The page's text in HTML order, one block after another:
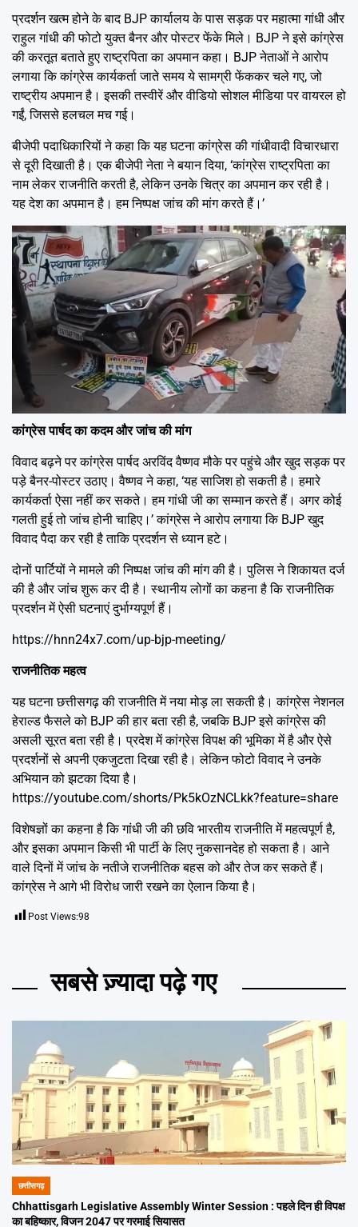
प्रदर्शन खत्म होने के बाद BJP कार्यालय के पास सड़क पर महात्मा गांधी और
राहुल गांधी की फोटो युक्त बैनर और पोस्टर फेंके मिले। BJP ने इसे कांग्रेस
की करतूत बताते हुए राष्ट्रपिता का अपमान कहा। BJP नेताओं ने आरोप
लगाया कि कांग्रेस कार्यकर्ता जाते समय ये सामग्री फेंककर चले गए, जो
राष्ट्रीय अपमान है। इसकी तस्वीरें और वीडियो सोशल मीडिया पर वायरल हो
गईं, जिससे हलचल मच गई।
बीजेपी पदाधिकारियों ने कहा कि यह घटना कांग्रेस की गांधीवादी विचारधारा
से दूरी दिखाती है। एक बीजेपी नेता ने बयान दिया, ‘कांग्रेस राष्ट्रपिता का
नाम लेकर राजनीति करती है, लेकिन उनके चित्र का अपमान कर रही है।
यह देश का अपमान है। हम निष्पक्ष जांच की मांग करते हैं।’
कांग्रेस पार्षद का कदम और जांच की मांग
विवाद बढ़ने पर कांग्रेस पार्षद अरविंद वैष्णव मौके पर पहुंचे और खुद सड़क पर
पड़े बैनर-पोस्टर उठाए। वैष्णव ने कहा, ‘यह साजिश हो सकती है। हमारे
कार्यकर्ता ऐसा नहीं कर सकते। हम गांधी जी का सम्मान करते हैं। अगर कोई
गलती हुई तो जांच होनी चाहिए।’ कांग्रेस ने आरोप लगाया कि BJP खुद
विवाद पैदा कर रही है ताकि प्रदर्शन से ध्यान हटे।
दोनों पार्टियों ने मामले की निष्पक्ष जांच की मांग की है। पुलिस ने शिकायत दर्ज
की है और जांच शुरू कर दी है। स्थानीय लोगों का कहना है कि राजनीतिक
प्रदर्शन में ऐसी घटनाएं दुर्भाग्यपूर्ण हैं।
https://hnn24x7.com/up-bjp-meeting/
राजनीतिक महत्व
यह घटना छत्तीसगढ़ की राजनीति में नया मोड़ ला सकती है। कांग्रेस नेशनल
हेराल्ड फैसले को BJP की हार बता रही है, जबकि BJP इसे कांग्रेस की
असली सूरत बता रही है। प्रदेश में कांग्रेस विपक्ष की भूमिका में है और ऐसे
प्रदर्शनों से अपनी एकजुटता दिखा रही है। लेकिन फोटो विवाद ने उनके
अभियान को झटका दिया है।
https://youtube.com/shorts/Pk5kOzNCLkk?feature=share
विशेषज्ञों का कहना है कि गांधी जी की छवि भारतीय राजनीति में महत्वपूर्ण है,
और इसका अपमान किसी भी पार्टी के लिए नुकसानदेह हो सकता है। आने
वाले दिनों में जांच के नतीजे राजनीतिक बहस को और तेज कर सकते हैं।
कांग्रेस ने आगे भी विरोध जारी रखने का ऐलान किया है।
Post Views:98
सबसे ज़्यादा पढ़े गए
POSTED
IN
छत्तीसगढ़
Chhattisgarh Legislative Assembly Winter Session : पहले दिन ही विपक्ष
का बहिष्कार, विजन 2047 पर गरमाई सियासत